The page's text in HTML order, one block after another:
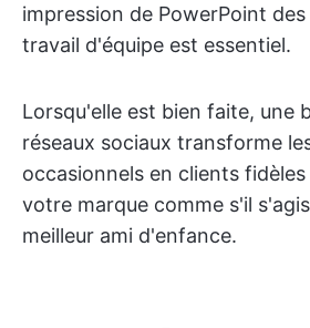
impression de PowerPoint
travail d'équipe est essentiel.
Lorsqu'elle est bien faite, une
réseaux sociaux transforme
occasionnels en clients
votre marque comme s'il
meilleur ami d'enfance.